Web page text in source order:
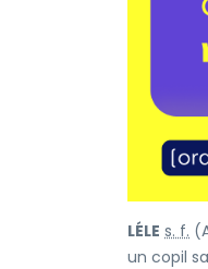
LÉLE s. f.
un copil